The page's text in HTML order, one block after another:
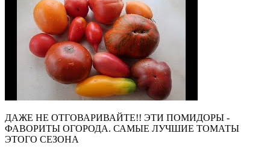
ДАЖЕ НЕ ОТГОВАРИВАЙТЕ!! ЭТИ ПОМИДОРЫ -
ФАВОРИТЫ ОГОРОДА. САМЫЕ ЛУЧШИЕ ТОМАТЫ
ЭТОГО СЕЗОНА